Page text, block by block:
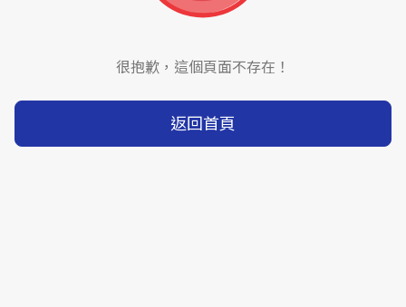
很抱歉，這個頁面不存在！
返回首頁